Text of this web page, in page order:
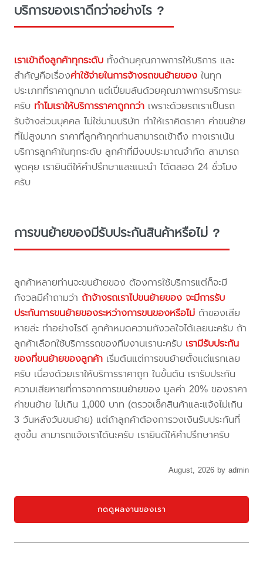
บริการของเราดีกว่าอย่างไร ?
เราเข้าถึงลูกค้าทุกระดับ ทั้งด้านคุณภาพการให้บริการ และ
สำคัญคือเรื่องค่าใช้จ่ายในการจ้างรถขนย้ายของ ในทุก
ประเภทที่ราคาถูกมาก แต่เปี่ยมล้นด้วยคุณภาพการบริการนะ
ครับ ทำไมเราให้บริการราคาถูกกว่า เพราะด้วยรถเราเป็นรถ
รับจ้างส่วนบุคคล ไม่ใช่นามบริษัท ทำให้เราคิดราคา ค่าขนย้าย
ที่ไม่สูงมาก ราคาที่ลูกค้าทุกท่านสามารถเข้าถึง ทางเราเน้น
บริการลูกค้าในทุกระดับ ลูกค้าที่มีงบประมาณจำกัด สามารถ
พูดคุย เรายินดีให้คำปรึกษาและแนะนำ ได้ตลอด 24 ชั่วโมง
ครับ
การขนย้ายของมีรับประกันสินค้าหรือไม่ ?
ลูกค้าหลายท่านจะขนย้ายของ ต้องการใช้บริการแต่ก็จะมี
กังวลมีคำถามว่า ถ้าจ้างรถเราไปขนย้ายของ จะมีการรับ
ประกันการขนย้ายของระหว่างการขนของหรือไม่ ถ้าของเสีย
หายล่ะ ทำอย่างไรดี ลูกค้าหมดความกังวลใจได้เลยนะครับ ถ้า
ลูกค้าเลือกใช้บริการรถของทีมงานเรานะครับ เรามีรับประกัน
ของที่ขนย้ายของลูกค้า เริ่มต้นแต่การขนย้ายตั้งแต่แรกเลย
ครับ เนื่องด้วยเราให้บริการราคาถูก ในขั้นต้น เรารับประกัน
ความเสียหายที่การจากการขนย้ายของ มูลค่า 20% ของราคา
ค่าขนย้าย ไม่เกิน 1,000 บาท (ตรวจเช็คสินค้าและแจ้งไม่เกิน
3 วันหลังวันขนย้าย) แต่ถ้าลูกค้าต้องการวงเงินรับประกันที่
สูงขึ้น สามารถแจ้งเราได้นะครับ เรายินดีให้คำปรึกษาครับ
August, 2026 by admin
กดดูผลงานของเรา